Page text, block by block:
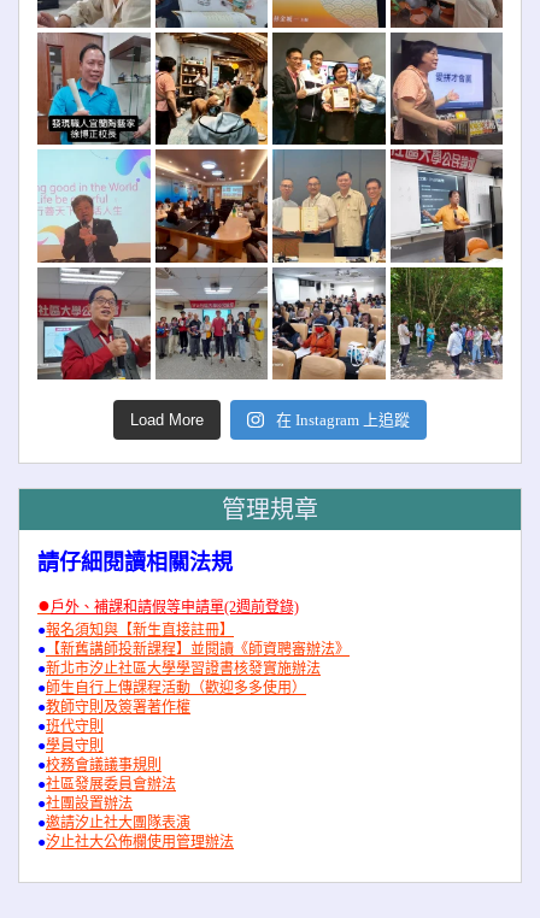
Load More 在 Instagram 上追蹤
管理規章
請仔細閱讀相關法規
●戶外、補課和請假等申請單(2週前登錄)
●報名須知與【新生直接註冊】
● 【新舊講師投新課程】並閱讀《師資聘審辦法》
●新北市汐止社區大學學習證書核發實施辦法
●師生自行上傳課程活動（歡迎多多使用）
●教師守則及簽署著作權
●班代守則
●學員守則
●校務會議議事規則
●社區發展委員會辦法
●社團設置辦法
●邀請汐止社大團隊表演
●汐止社大公佈欄使用管理辦法